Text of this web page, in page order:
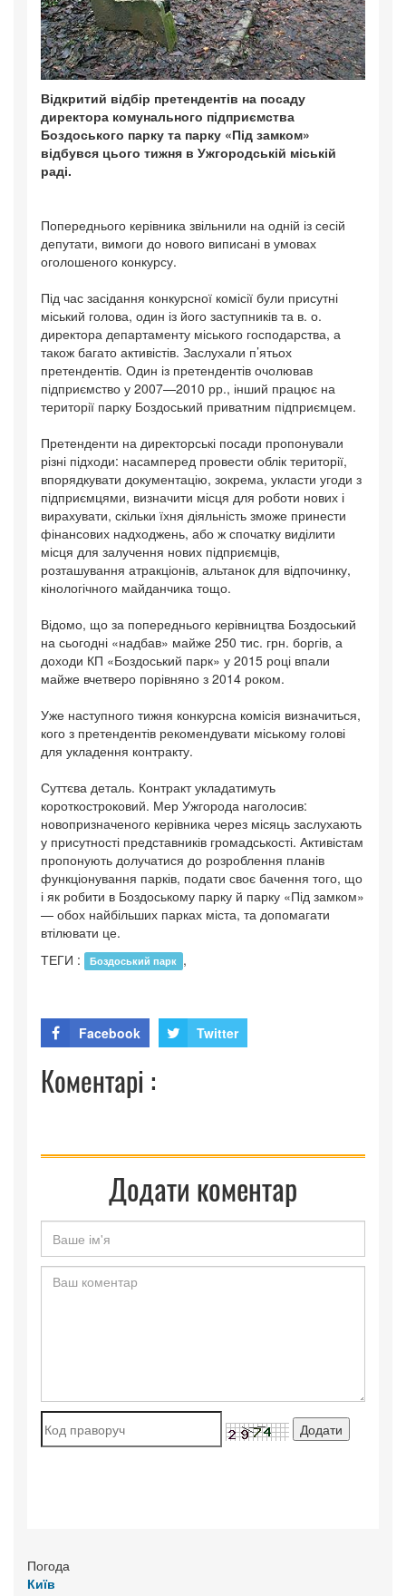
Відкритий відбір претендентів на посаду
директора комунального підприємства
Боздоського парку та парку «Під замком»
відбувся цього тижня в Ужгородській міській
раді.
Попереднього керівника звільнили на одній із сесій
депутати, вимоги до нового виписані в умовах
оголошеного конкурсу.
Під час засідання конкурсної комісії були присутні
міський голова, один із його заступників та в. о.
директора департаменту міського господарства, а
також багато активістів. Заслухали п’ятьох
претендентів. Один із претендентів очолював
підприємство у 2007—2010 рр., інший працює на
території парку Боздоський приватним підприємцем.
Претенденти на директорські посади пропонували
різні підходи: насамперед провести облік території,
впорядкувати документацію, зокрема, укласти угоди з
підприємцями, визначити місця для роботи нових і
вирахувати, скільки їхня діяльність зможе принести
фінансових надходжень, або ж спочатку виділити
місця для залучення нових підприємців,
розташування атракціонів, альтанок для відпочинку,
кінологічного майданчика тощо.
Відомо, що за попереднього керівництва Боздоський
на сьогодні «надбав» майже 250 тис. грн. боргів, а
доходи КП «Боздоський парк» у 2015 році впали
майже вчетверо порівняно з 2014 роком.
Уже наступного тижня конкурсна комісія визначиться,
кого з претендентів рекомендувати міському голові
для укладення контракту.
Суттєва деталь. Контракт укладатимуть
короткостроковий. Мер Ужгорода наголосив:
новопризначеного керівника через місяць заслухають
у присутності представників громадськості. Активістам
пропонують долучатися до розроблення планів
функціонування парків, подати своє бачення того, що
і як робити в Боздоському парку й парку «Під замком»
— обох найбільших парках міста, та допомагати
втілювати це.
ТЕГИ :
Боздоський парк ,
Facebook Twitter
Коментарі :
Додати коментар
Погода
Київ